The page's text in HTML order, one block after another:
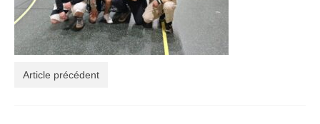
Article précédent